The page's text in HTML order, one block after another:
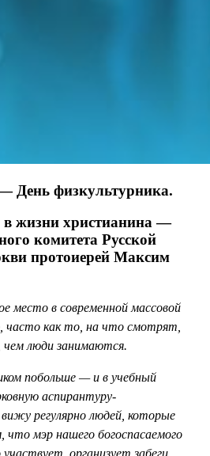
День физкультурника.
в жизни христианина —
комитета Русской
протоиерей Максим
место в современной массовой
часто как то, на что смотрят,
чем люди занимаются.
побольше — и в учебный
аспирантуру-
регулярно людей, которые
мэр нашего богоспасаемого
организует забеги,